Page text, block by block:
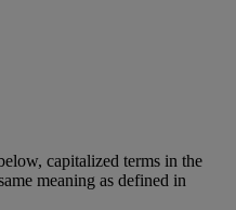
capitalized terms in the
meaning as defined in